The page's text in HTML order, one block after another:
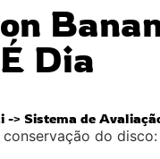
Dia
-> Sistema de
do disco: